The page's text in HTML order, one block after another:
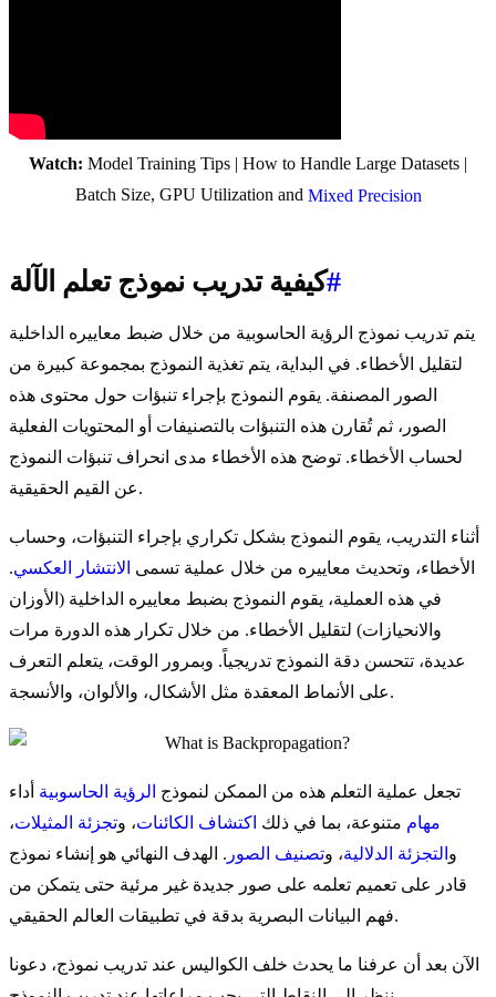
Watch: Model Training Tips | How to Handle Large Datasets |
Batch Size, GPU Utilization and Mixed Precision
كيفية تدريب نموذج تعلم الآلة#
يتم تدريب نموذج الرؤية الحاسوبية من خلال ضبط معاييره الداخلية
لتقليل الأخطاء. في البداية، يتم تغذية النموذج بمجموعة كبيرة من
الصور المصنفة. يقوم النموذج بإجراء تنبؤات حول محتوى هذه
الصور، ثم تُقارن هذه التنبؤات بالتصنيفات أو المحتويات الفعلية
لحساب الأخطاء. توضح هذه الأخطاء مدى انحراف تنبؤات النموذج
عن القيم الحقيقية.
أثناء التدريب، يقوم النموذج بشكل تكراري بإجراء التنبؤات، وحساب
الأخطاء، وتحديث معاييره من خلال عملية تسمى الانتشار العكسي.
في هذه العملية، يقوم النموذج بضبط معاييره الداخلية (الأوزان
والانحيازات) لتقليل الأخطاء. من خلال تكرار هذه الدورة مرات
عديدة، تتحسن دقة النموذج تدريجياً. وبمرور الوقت، يتعلم التعرف
على الأنماط المعقدة مثل الأشكال، والألوان، والأنسجة.
تجعل عملية التعلم هذه من الممكن لنموذج الرؤية الحاسوبية أداء
مهام متنوعة، بما في ذلك اكتشاف الكائنات، وتجزئة المثيلات،
و التجزئة الدلالية، وتصنيف الصور . الهدف النهائي هو إنشاء نموذج
قادر على تعميم تعلمه على صور جديدة غير مرئية حتى يتمكن من
فهم البيانات البصرية بدقة في تطبيقات العالم الحقيقي.
الآن بعد أن عرفنا ما يحدث خلف الكواليس عند تدريب نموذج، دعونا